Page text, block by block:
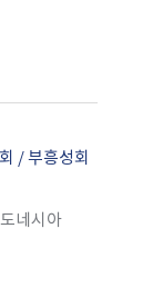
/ 부흥성회
네시아